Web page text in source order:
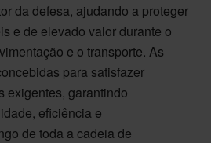
da defesa, ajudando a proteger
e de elevado valor durante o
e o transporte. As
para satisfazer
exigentes, garantindo
eficiência e
de toda a cadeia de